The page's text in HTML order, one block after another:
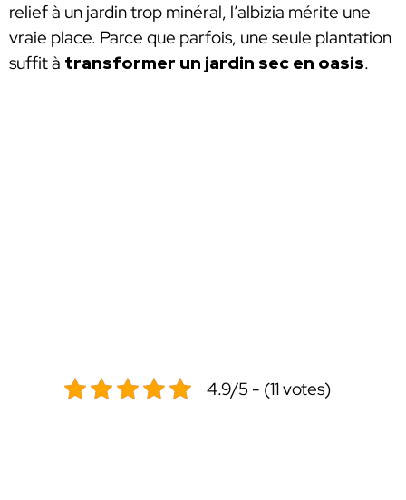
relief à un jardin trop minéral, l’albizia mérite une
vraie place. Parce que parfois, une seule plantation
suffit à transformer un jardin sec en oasis.
4.9/5 - (11 votes)